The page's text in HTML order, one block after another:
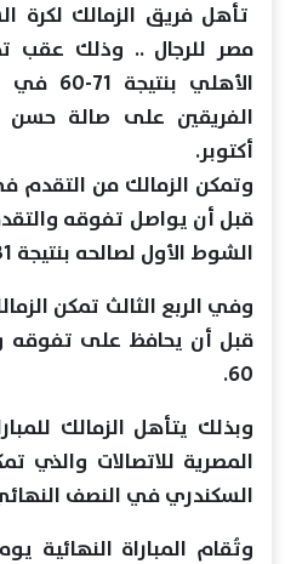
تأهل فريق الزمالك لكرة
مصر للرجال .. وذلك عقب
الأهلي
الفريقين على صالة
أكتوبر.
قبل أن يواصل تفوقه
الشوط الأول لصالحه بنتيجة 31-29.
60.
وبذلك يتأهل الزمالك
المصرية للاتصالات والذي
السكندري في النصف النهائي